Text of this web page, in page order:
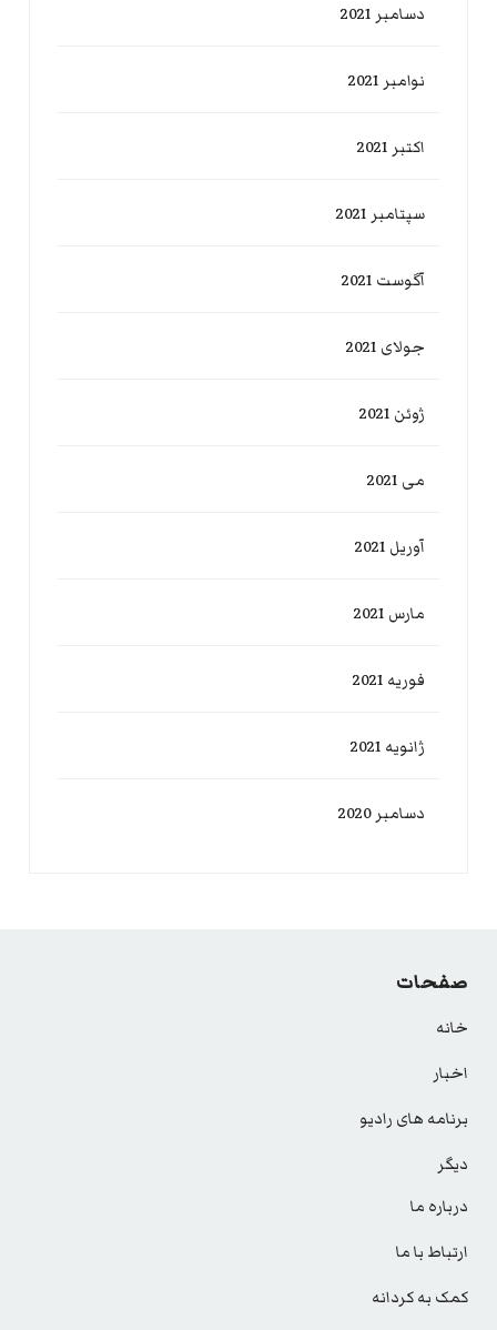
دسامبر 2021
نوامبر 2021
اکتبر 2021
سپتامبر 2021
آگوست 2021
جولای 2021
ژوئن 2021
می 2021
آوریل 2021
مارس 2021
فوریه 2021
ژانویه 2021
دسامبر 2020
صفحات
خانه
اخبار
برنامه های رادیو
دیگر
درباره ما
ارتباط با ما
کمک به کردانه